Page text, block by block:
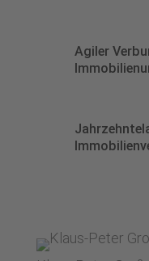
Agiler